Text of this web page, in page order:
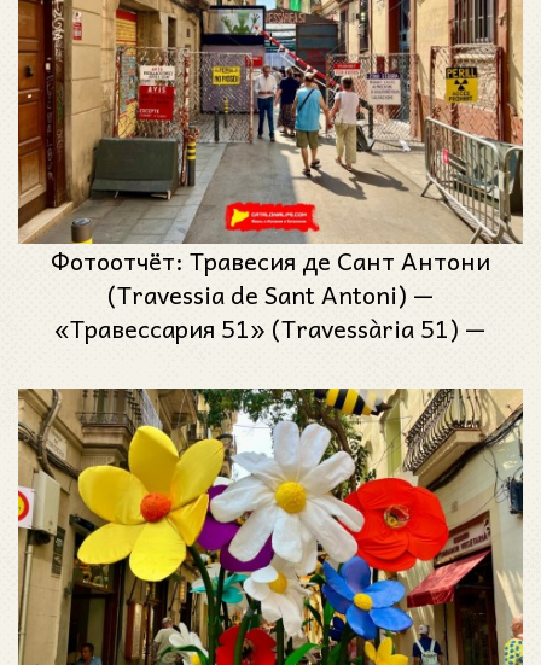
Фотоотчёт: Травесия де Сант Антони
(Travessia de Sant Antoni) —
«Травессария 51» (Travessària 51) —
Major de Gràcia 2025)